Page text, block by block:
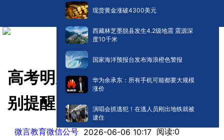
现货黄金涨破4300美元
西藏林芝墨脱县发生4.2级地震 震源深
度10千米
国家海洋预报台发布海浪橙色警报
华为余承东：所有手机可能都要大规模
涨价
演唱会抓逃犯！在逃人员刚出地铁就被
逮住
高考明天开考，教育部发布特
别提醒
微言教育微信公号 2026-06-06 10:17 阅读:0